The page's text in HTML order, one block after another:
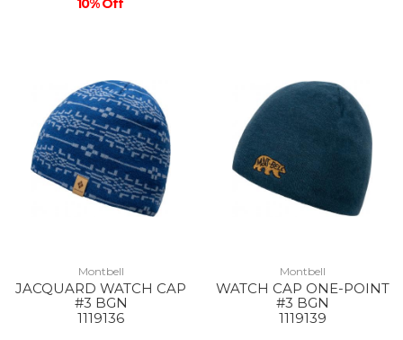
10% Off
Montbell
JACQUARD WATCH CAP
#3 BGN
1119136
Montbell
WATCH CAP ONE-POINT
#3 BGN
1119139